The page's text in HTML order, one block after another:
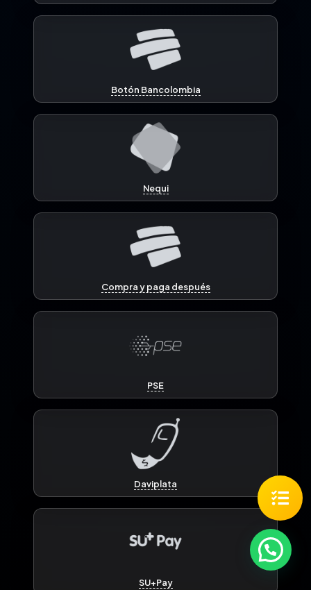
Botón Bancolombia
Nequi
Compra y paga después
PSE
Daviplata
SU+Pay